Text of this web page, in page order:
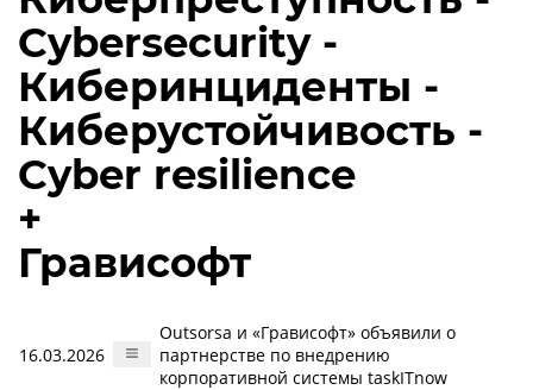
Cybersecurity -
Киберинциденты -
Киберустойчивость -
Cyber resilience
+
Грависофт
16.03.2026
Outsorsa и «Грависофт» объявили о
партнерстве по внедрению
корпоративной системы taskITnow